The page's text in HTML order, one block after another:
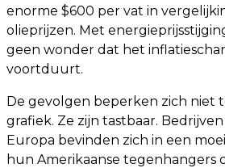
enorme $600 per vat in
olieprijzen. Met
geen wonder dat het
voortduurt.
De gevolgen beperken zich niet
grafiek. Ze zijn tastbaar.
Europa bevinden zich in een
hun Amerikaanse tegenhangers